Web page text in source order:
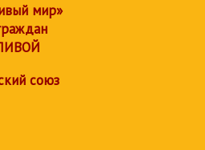
мир»
союз